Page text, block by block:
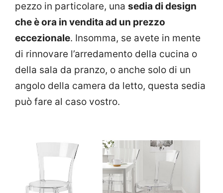
pezzo in particolare, una sedia di design
che è ora in vendita ad un prezzo
eccezionale. Insomma, se avete in mente
di rinnovare l’arredamento della cucina o
della sala da pranzo, o anche solo di un
angolo della camera da letto, questa sedia
può fare al caso vostro.